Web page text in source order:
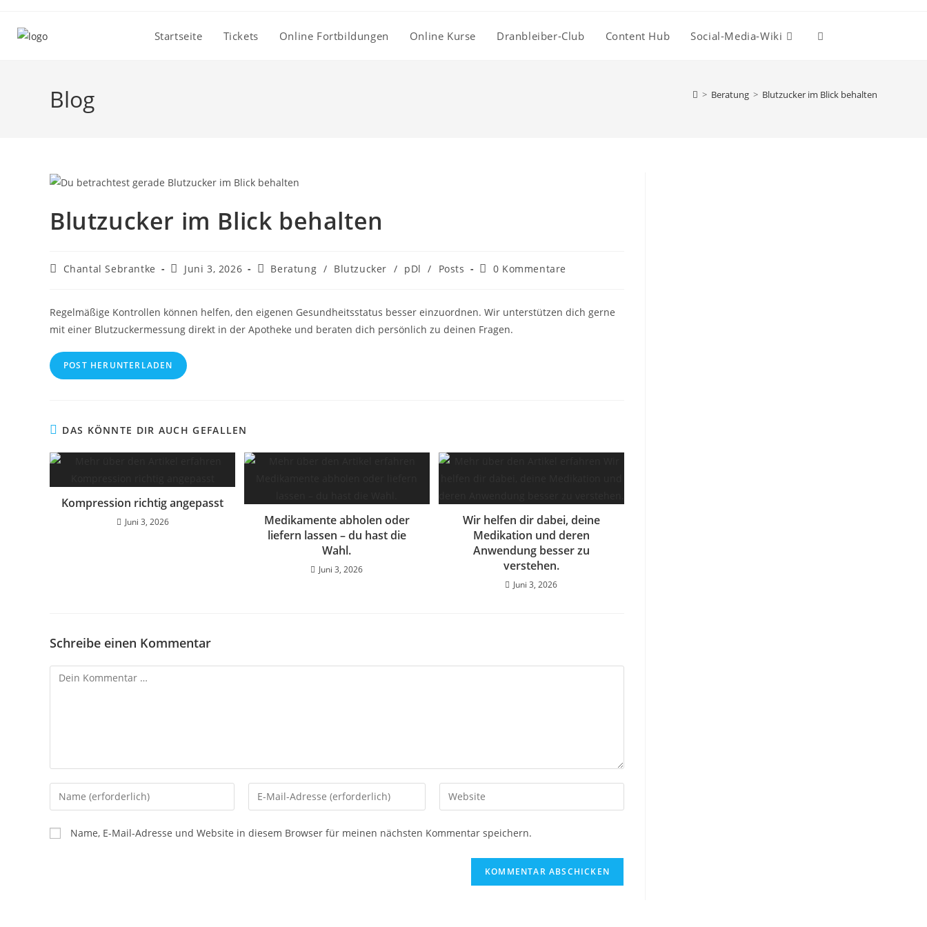
Inhalt
springen
Startseite Tickets Online Fortbildungen Online Kurse Dranbleiber-Club Content Hub Social-Media-Wiki Website-
Blog > Beratung > Blutzucker im Blick behalten
Blutzucker im Blick behalten
Beitrags-
Chantal Sebrantke
Beitrag
Juni 3, 2026
Beitrags-
Beratung / Blutzucker / pDl / Posts
Beitrags-
0 Kommentare
Regelmäßige Kontrollen können helfen, den eigenen Gesundheitsstatus besser einzuordnen. Wir unterstützen dich gerne
mit einer Blutzuckermessung direkt in der Apotheke und beraten dich persönlich zu deinen Fragen.
POST HERUNTERLADEN
DAS KÖNNTE DIR AUCH GEFALLEN
Kompression richtig angepasst
Juni 3, 2026
Medikamente abholen oder
liefern lassen – du hast die
Wahl.
Juni 3, 2026
Wir helfen dir dabei, deine
Medikation und deren
Anwendung besser zu
verstehen.
Juni 3, 2026
Schreibe einen Kommentar
Kommentar
Gib
deinen
Namen
oder
Gib
deine
Gib
deine
Name, E-Mail-Adresse und Website in diesem Browser für meinen nächsten Kommentar speichern.